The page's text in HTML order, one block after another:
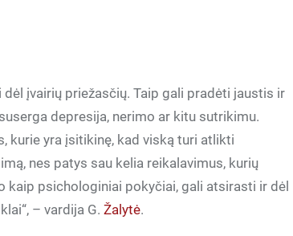
įvairių priežasčių. Taip gali pradėti jaustis ir
depresija, nerimo ar kitu sutrikimu.
kurie yra įsitikinę, kad viską turi atlikti
nes patys sau kelia reikalavimus, kurių
psichologiniai pokyčiai, gali atsirasti ir dėl
– vardija G.Žalytė.